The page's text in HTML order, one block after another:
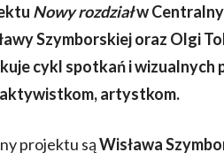
Nowy rozdziałw
Szymborskiej oraz Olgi
cykl spotkań i
artystkom.
projektu sąWisława